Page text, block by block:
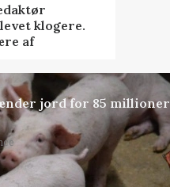
klogere.
af
jord for 85 millioner